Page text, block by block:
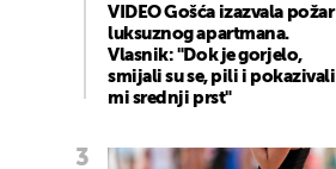
VIDEO Gošća izazvala požar
luksuznog apartmana.
Vlasnik: "Dok je gorjelo,
smijali su se, pili i pokazivali
mi srednji prst"